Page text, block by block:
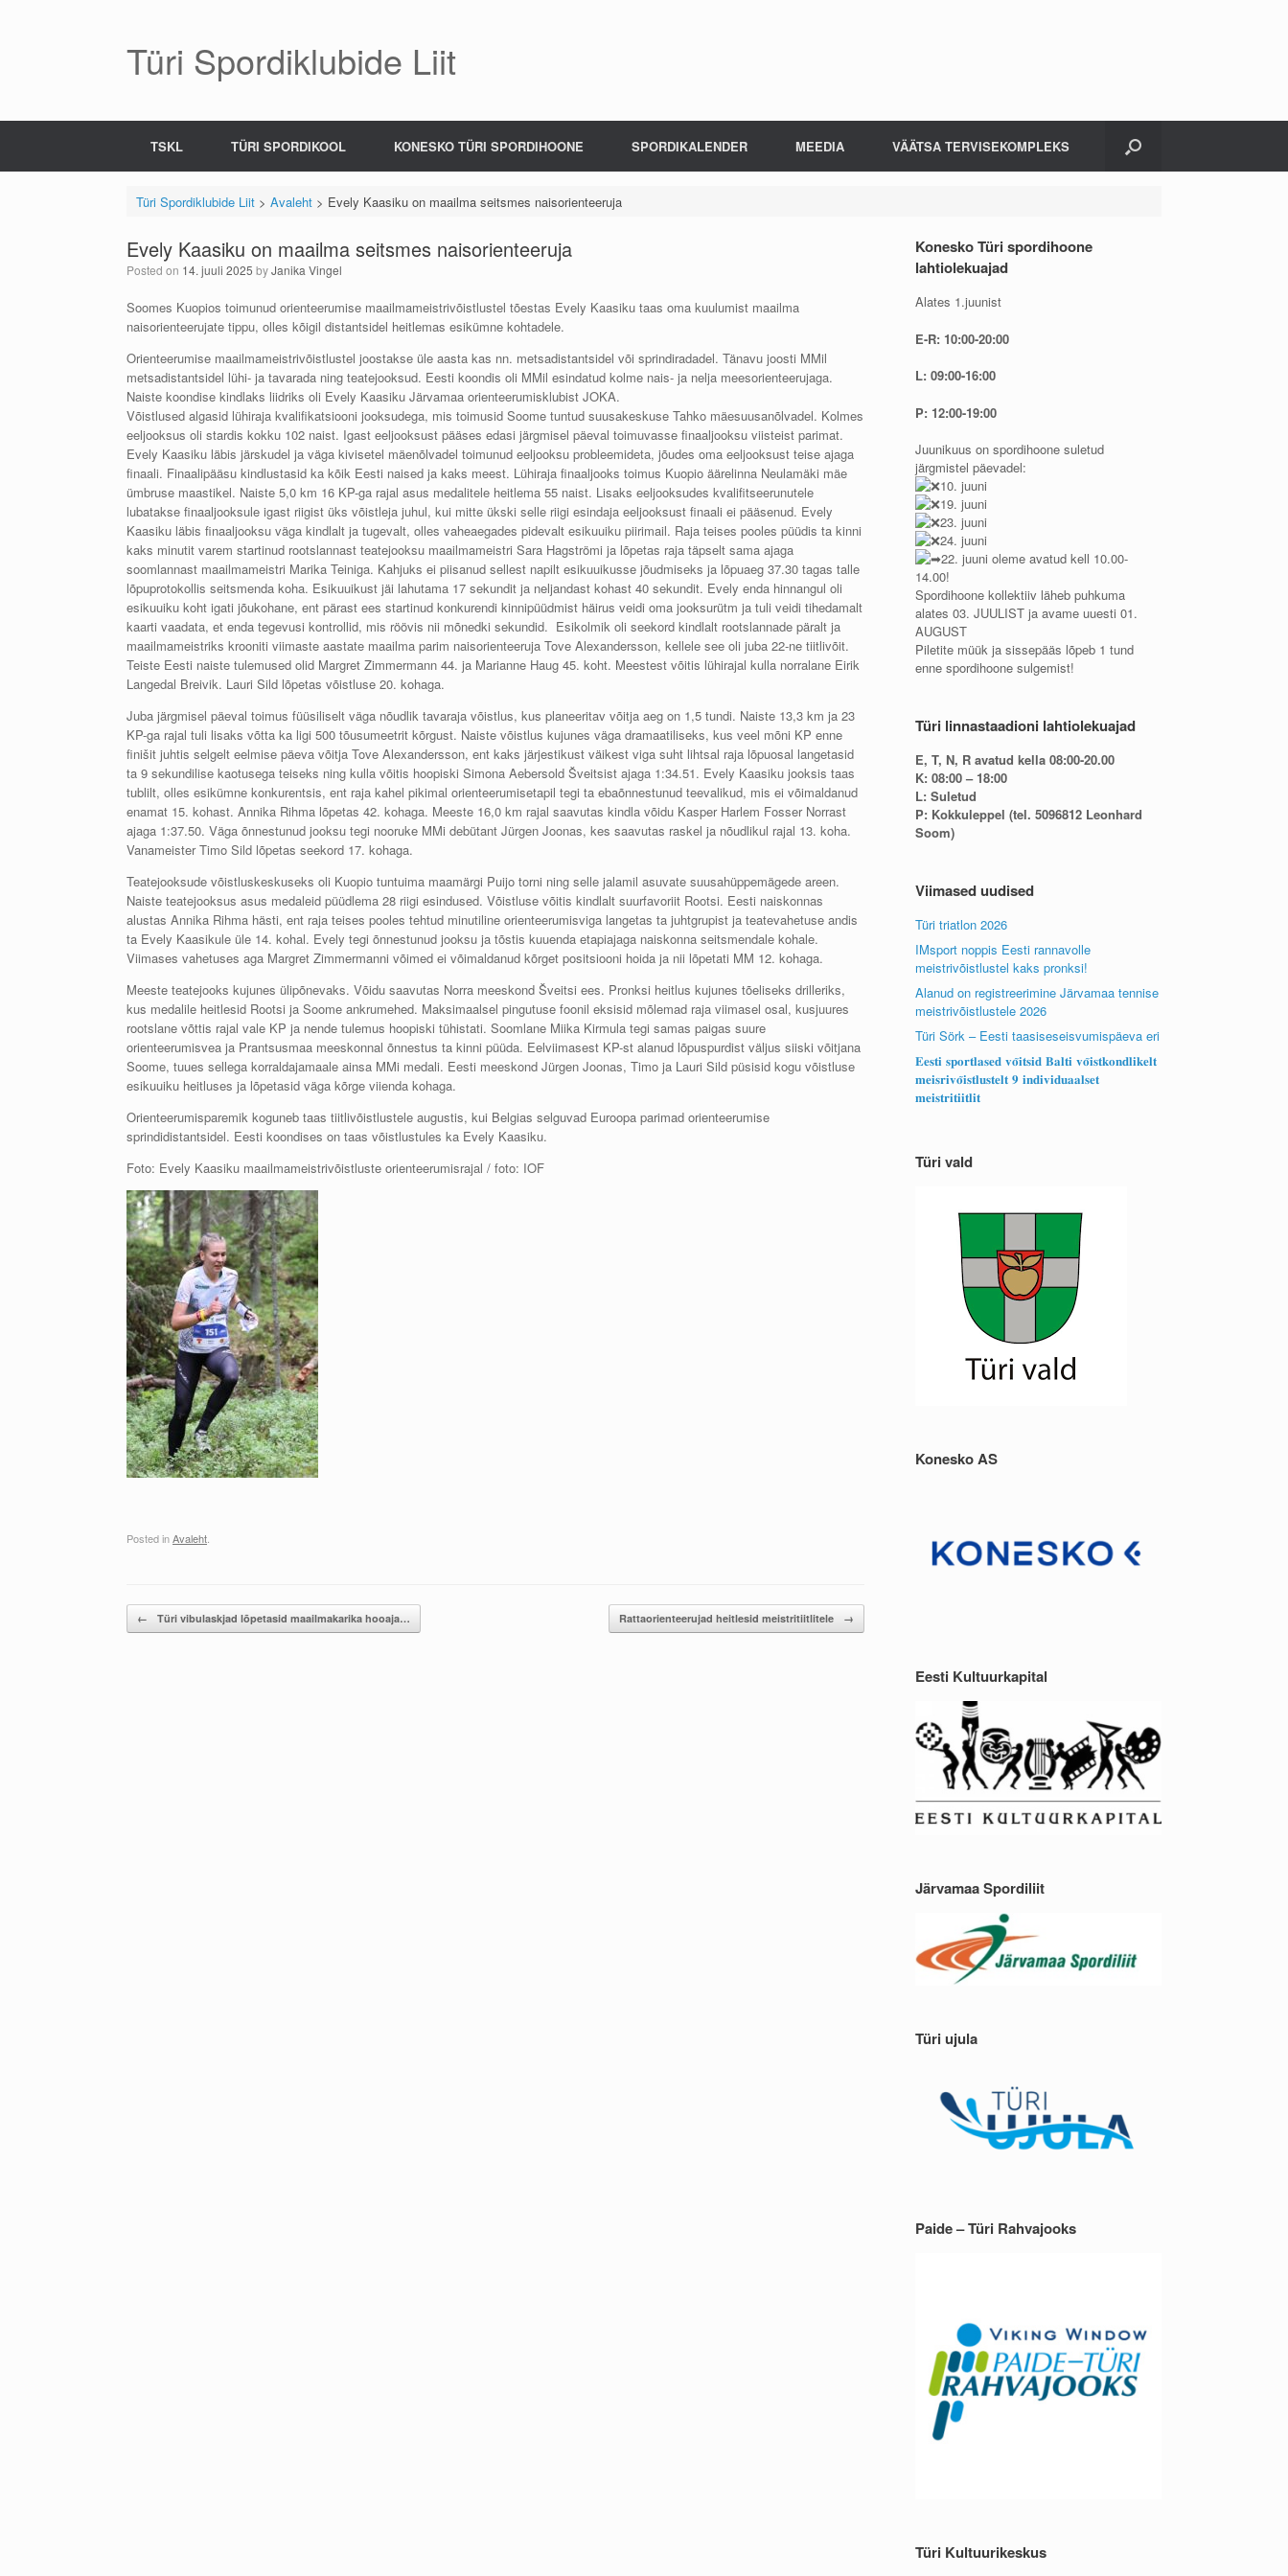
Türi Spordiklubide Liit
TSKL TÜRI SPORDIKOOL KONESKO TÜRI SPORDIHOONE SPORDIKALENDER MEEDIA VÄÄTSA TERVISEKOMPLEKS
Türi Spordiklubide Liit> Avaleht> Evely Kaasiku on maailma seitsmes naisorienteeruja
Evely Kaasiku on maailma seitsmes naisorienteeruja
Posted on 14. juuli 2025 byJanika Vingel
Soomes Kuopios toimunud orienteerumise maailmameistrivõistlustel tõestas Evely Kaasiku taas oma kuulumist maailma
naisorienteerujate tippu, olles kõigil distantsidel heitlemas esikümne kohtadele.
Orienteerumise maailmameistrivõistlustel joostakse üle aasta kas nn. metsadistantsidel või sprindiradadel. Tänavu joosti MMil
metsadistantsidel lühi- ja tavarada ning teatejooksud. Eesti koondis oli MMil esindatud kolme nais- ja nelja meesorienteerujaga.
Naiste koondise kindlaks liidriks oli Evely Kaasiku Järvamaa orienteerumisklubist JOKA.
Võistlused algasid lühiraja kvalifikatsiooni jooksudega, mis toimusid Soome tuntud suusakeskuse Tahko mäesuusanõlvadel. Kolmes
eeljooksus oli stardis kokku 102 naist. Igast eeljooksust pääses edasi järgmisel päeval toimuvasse finaaljooksu viisteist parimat.
Evely Kaasiku läbis järskudel ja väga kivisetel mäenõlvadel toimunud eeljooksu probleemideta, jõudes oma eeljooksust teise ajaga
finaali. Finaalipääsu kindlustasid ka kõik Eesti naised ja kaks meest. Lühiraja finaaljooks toimus Kuopio äärelinna Neulamäki mäe
ümbruse maastikel. Naiste 5,0 km 16 KP-ga rajal asus medalitele heitlema 55 naist. Lisaks eeljooksudes kvalifitseerunutele
lubatakse finaaljooksule igast riigist üks võistleja juhul, kui mitte ükski selle riigi esindaja eeljooksust finaali ei pääsenud. Evely
Kaasiku läbis finaaljooksu väga kindlalt ja tugevalt, olles vaheaegades pidevalt esikuuiku piirimail. Raja teises pooles püüdis ta kinni
kaks minutit varem startinud rootslannast teatejooksu maailmameistri Sara Hagströmi ja lõpetas raja täpselt sama ajaga
soomlannast maailmameistri Marika Teiniga. Kahjuks ei piisanud sellest napilt esikuuikusse jõudmiseks ja lõpuaeg 37.30 tagas talle
lõpuprotokollis seitsmenda koha. Esikuuikust jäi lahutama 17 sekundit ja neljandast kohast 40 sekundit. Evely enda hinnangul oli
esikuuiku koht igati jõukohane, ent pärast ees startinud konkurendi kinnipüüdmist häirus veidi oma jooksurütm ja tuli veidi tihedamalt
kaarti vaadata, et enda tegevusi kontrollid, mis röövis nii mõnedki sekundid. Esikolmik oli seekord kindlalt rootslannade päralt ja
maailmameistriks krooniti viimaste aastate maailma parim naisorienteeruja Tove Alexandersson, kellele see oli juba 22-ne tiitlivõit.
Teiste Eesti naiste tulemused olid Margret Zimmermann 44. ja Marianne Haug 45. koht. Meestest võitis lühirajal kulla norralane Eirik
Langedal Breivik. Lauri Sild lõpetas võistluse 20. kohaga.
Juba järgmisel päeval toimus füüsiliselt väga nõudlik tavaraja võistlus, kus planeeritav võitja aeg on 1,5 tundi. Naiste 13,3 km ja 23
KP-ga rajal tuli lisaks võtta ka ligi 500 tõusumeetrit kõrgust. Naiste võistlus kujunes väga dramaatiliseks, kus veel mõni KP enne
finišit juhtis selgelt eelmise päeva võitja Tove Alexandersson, ent kaks järjestikust väikest viga suht lihtsal raja lõpuosal langetasid
ta 9 sekundilise kaotusega teiseks ning kulla võitis hoopiski Simona Aebersold Šveitsist ajaga 1:34.51. Evely Kaasiku jooksis taas
tublilt, olles esikümne konkurentsis, ent raja kahel pikimal orienteerumisetapil tegi ta ebaõnnestunud teevalikud, mis ei võimaldanud
enamat 15. kohast. Annika Rihma lõpetas 42. kohaga. Meeste 16,0 km rajal saavutas kindla võidu Kasper Harlem Fosser Norrast
ajaga 1:37.50. Väga õnnestunud jooksu tegi nooruke MMi debütant Jürgen Joonas, kes saavutas raskel ja nõudlikul rajal 13. koha.
Vanameister Timo Sild lõpetas seekord 17. kohaga.
Teatejooksude võistluskeskuseks oli Kuopio tuntuima maamärgi Puijo torni ning selle jalamil asuvate suusahüppemägede areen.
Naiste teatejooksus asus medaleid püüdlema 28 riigi esindused. Võistluse võitis kindlalt suurfavoriit Rootsi. Eesti naiskonnas
alustas Annika Rihma hästi, ent raja teises pooles tehtud minutiline orienteerumisviga langetas ta juhtgrupist ja teatevahetuse andis
ta Evely Kaasikule üle 14. kohal. Evely tegi õnnestunud jooksu ja tõstis kuuenda etapiajaga naiskonna seitsmendale kohale.
Viimases vahetuses aga Margret Zimmermanni võimed ei võimaldanud kõrget positsiooni hoida ja nii lõpetati MM 12. kohaga.
Meeste teatejooks kujunes ülipõnevaks. Võidu saavutas Norra meeskond Šveitsi ees. Pronksi heitlus kujunes tõeliseks drilleriks,
kus medalile heitlesid Rootsi ja Soome ankrumehed. Maksimaalsel pingutuse foonil eksisid mõlemad raja viimasel osal, kusjuures
rootslane võttis rajal vale KP ja nende tulemus hoopiski tühistati. Soomlane Miika Kirmula tegi samas paigas suure
orienteerumisvea ja Prantsusmaa meeskonnal õnnestus ta kinni püüda. Eelviimasest KP-st alanud lõpuspurdist väljus siiski võitjana
Soome, tuues sellega korraldajamaale ainsa MMi medali. Eesti meeskond Jürgen Joonas, Timo ja Lauri Sild püsisid kogu võistluse
esikuuiku heitluses ja lõpetasid väga kõrge viienda kohaga.
Orienteerumisparemik koguneb taas tiitlivõistlustele augustis, kui Belgias selguvad Euroopa parimad orienteerumise
sprindidistantsidel. Eesti koondises on taas võistlustules ka Evely Kaasiku.
Foto: Evely Kaasiku maailmameistrivõistluste orienteerumisrajal / foto: IOF
Posted inAvaleht.
Post navigation
← Türi vibulaskjad lõpetasid maailmakarika hooaja… Rattaorienteerujad heitlesid meistritiitlitele →
Konesko Türi spordihoone
lahtiolekuajad
Alates 1.juunist
E-R: 10:00-20:00
L: 09:00-16:00
P: 12:00-19:00
Juunikuus on spordihoone suletud
järgmistel päevadel:
10. juuni
19. juuni
23. juuni
24. juuni
22. juuni oleme avatud kell 10.00-
14.00!
Spordihoone kollektiiv läheb puhkuma
alates 03. JUULIST ja avame uuesti 01.
AUGUST
Piletite müük ja sissepääs lõpeb 1 tund
enne spordihoone sulgemist!
Türi linnastaadioni lahtiolekuajad
E, T, N, R avatud kella 08:00-20.00
K: 08:00 – 18:00
L: Suletud
P: Kokkuleppel (tel. 5096812 Leonhard
Soom)
Viimased uudised
Türi triatlon 2026
IMsport noppis Eesti rannavolle
meistrivõistlustel kaks pronksi!
Alanud on registreerimine Järvamaa tennise
meistrivõistlustele 2026
Türi Sörk – Eesti taasiseseisvumispäeva eri
𝐄𝐞𝐬𝐭𝐢 𝐬𝐩𝐨𝐫𝐭𝐥𝐚𝐬𝐞𝐝 𝐯𝐨̃𝐢𝐭𝐬𝐢𝐝 𝐁𝐚𝐥𝐭𝐢 𝐯𝐨̃𝐢𝐬𝐭𝐤𝐨𝐧𝐝𝐥𝐢𝐤𝐞𝐥𝐭
𝐦𝐞𝐢𝐬𝐫𝐢𝐯𝐨̃𝐢𝐬𝐭𝐥𝐮𝐬𝐭𝐞𝐥𝐭 𝟗 𝐢𝐧𝐝𝐢𝐯𝐢𝐝𝐮𝐚𝐚𝐥𝐬𝐞𝐭
𝐦𝐞𝐢𝐬𝐭𝐫𝐢𝐭𝐢𝐢𝐭𝐥𝐢𝐭
Türi vald
Konesko AS
Eesti Kultuurkapital
Järvamaa Spordiliit
Türi ujula
Paide – Türi Rahvajooks
Türi Kultuurikeskus